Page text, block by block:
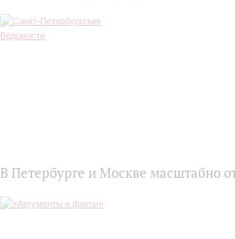
В Петербурге и Москве масштабно